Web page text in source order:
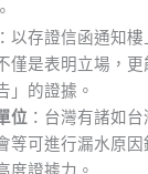
：以存證信函通知
僅是表明立場，
」的證據。
位 ：台灣有諸如
等可進行漏水原